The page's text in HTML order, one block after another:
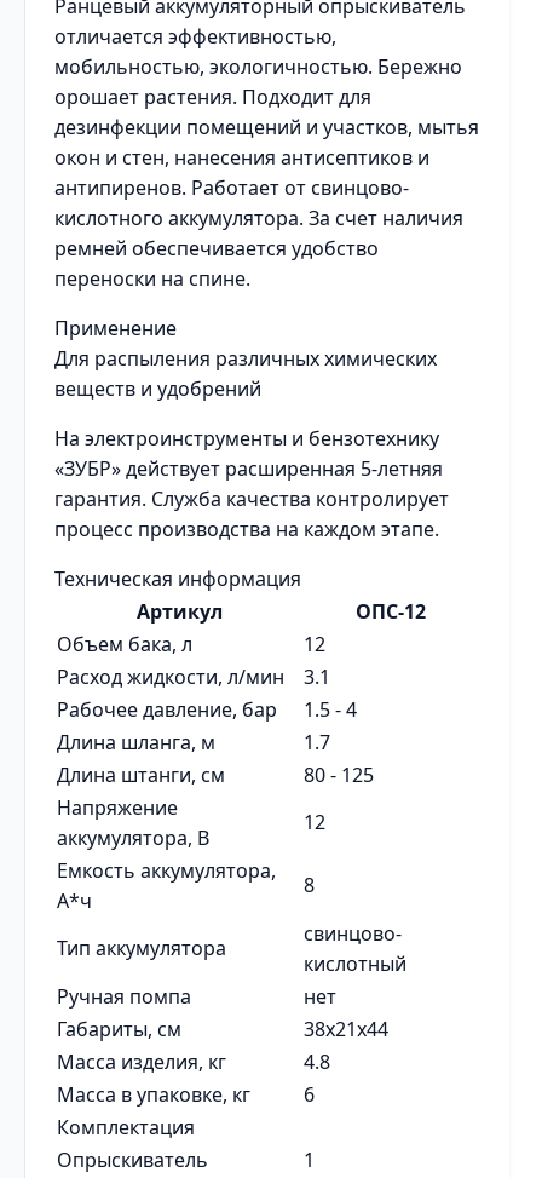
Ранцевый аккумуляторный опрыскиватель
отличается эффективностью,
мобильностью, экологичностью. Бережно
орошает растения. Подходит для
дезинфекции помещений и участков, мытья
окон и стен, нанесения антисептиков и
антипиренов. Работает от свинцово-
кислотного аккумулятора. За счет наличия
ремней обеспечивается удобство
переноски на спине.
Применение
Для распыления различных химических
веществ и удобрений
На электроинструменты и бензотехнику
«ЗУБР» действует расширенная 5-летняя
гарантия. Служба качества контролирует
процесс производства на каждом этапе.
Техническая информация
Артикул
ОПС-12
Объем бака, л
12
Расход жидкости, л/мин
3.1
Рабочее давление, бар
1.5 - 4
Длина шланга, м
1.7
Длина штанги, см
80 - 125
Напряжение
аккумулятора, В
12
Емкость аккумулятора,
А*ч
8
Тип аккумулятора
свинцово-
кислотный
Ручная помпа
нет
Габариты, см
38x21x44
Масса изделия, кг
4.8
Масса в упаковке, кг
6
Комплектация
Опрыскиватель
1